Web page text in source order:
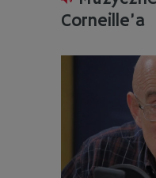
Corneille’a